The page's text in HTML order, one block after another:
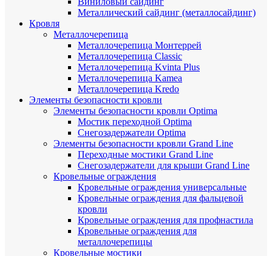
Металлический сайдинг (металлосайдинг)
Кровля
Металлочерепица
Металлочерепица Монтеррей
Металлочерепица Classic
Металлочерепица Kvinta Plus
Металлочерепица Kamea
Металлочерепица Kredo
Элементы безопасности кровли
Элементы безопасности кровли Optima
Мостик переходной Optima
Снегозадержатели Optima
Элементы безопасности кровли Grand Line
Переходные мостики Grand Line
Снегозадержатели для крыши Grand Line
Кровельные ограждения
Кровельные ограждения универсальные
Кровельные ограждения для фальцевой
кровли
Кровельные ограждения для профнастила
Кровельные ограждения для
металлочерепицы
Кровельные мостики